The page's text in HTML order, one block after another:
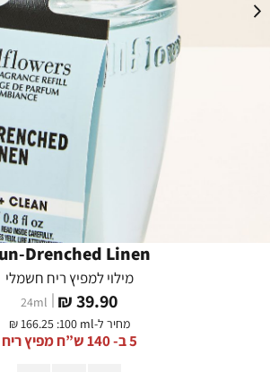
Drenched Linen
מילוי למפיץ ריח חשמלי
מחיר
מוצר
39.90 ₪
24ml
מחיר ל-:100 ml
166.25 ₪
5 ב- 140 ש”ח מפיץ ריח